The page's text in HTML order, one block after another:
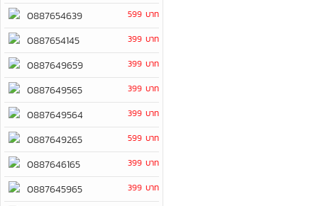
0887654639 599 บาท
0887654145 399 บาท
0887649659 399 บาท
0887649565 399 บาท
0887649564 399 บาท
0887649265 599 บาท
0887646165 399 บาท
0887645965 399 บาท